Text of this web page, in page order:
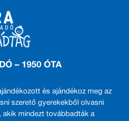
– 1950 ÓTA
és ajándékoz meg az
szerető gyerekekből olvasni
akik mindezt továbbadták a